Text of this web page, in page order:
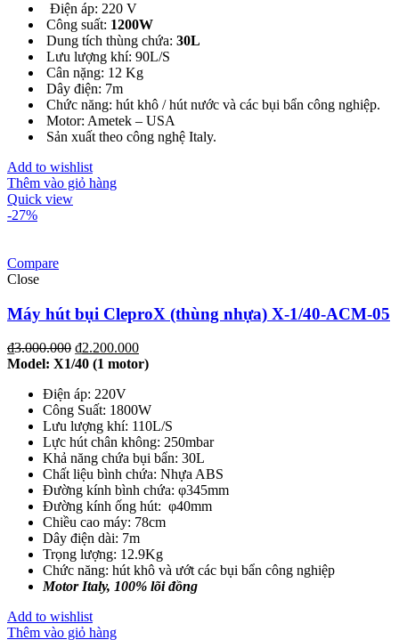
Điện áp: 220 V
Công suất: 1200W
Dung tích thùng chứa: 30L
Lưu lượng khí: 90L/S
Cân nặng: 12 Kg
Dây điện: 7m
Chức năng: hút khô / hút nước và các bụi bẩn công nghiệp.
Motor: Ametek – USA
Sản xuất theo công nghệ Italy.
Add to wishlist
Thêm vào giỏ hàng
Quick view
-27%
Compare
Close
Máy hút bụi CleproX (thùng nhựa) X-1/40-ACM-05
₫3.000.000 ₫2.200.000
Model: X1/40 (1 motor)
Điện áp: 220V
Công Suất: 1800W
Lưu lượng khí: 110L/S
Lực hút chân không: 250mbar
Khả năng chứa bụi bẩn: 30L
Chất liệu bình chứa: Nhựa ABS
Đường kính bình chứa: φ345mm
Đường kính ống hút: φ40mm
Chiều cao máy: 78cm
Dây điện dài: 7m
Trọng lượng: 12.9Kg
Chức năng: hút khô và ướt các bụi bẩn công nghiệp
Motor Italy, 100% lõi đồng
Add to wishlist
Thêm vào giỏ hàng